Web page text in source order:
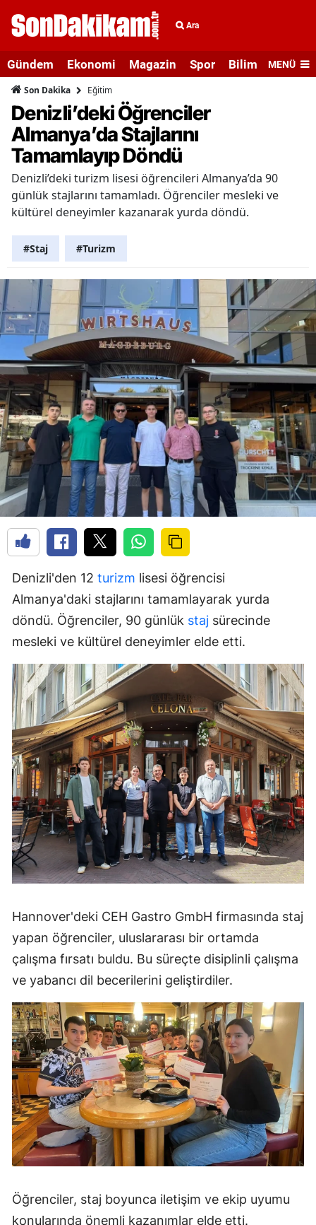
Ara
Gündem Ekonomi Magazin Spor Bilim veMENÜ
Son Dakika Eğitim
Denizli’deki Öğrenciler
Almanya’da Stajlarını
Tamamlayıp Döndü
Denizli’deki turizm lisesi öğrencileri Almanya’da 90
günlük stajlarını tamamladı. Öğrenciler mesleki ve
kültürel deneyimler kazanarak yurda döndü.
#Staj #Turizm
Denizli'den 12 turizm lisesi öğrencisi
Almanya'daki stajlarını tamamlayarak yurda
döndü. Öğrenciler, 90 günlük staj sürecinde
mesleki ve kültürel deneyimler elde etti.
Hannover'deki CEH Gastro GmbH firmasında staj
yapan öğrenciler, uluslararası bir ortamda
çalışma fırsatı buldu. Bu süreçte disiplinli çalışma
ve yabancı dil becerilerini geliştirdiler.
Öğrenciler, staj boyunca iletişim ve ekip uyumu
konularında önemli kazanımlar elde etti.